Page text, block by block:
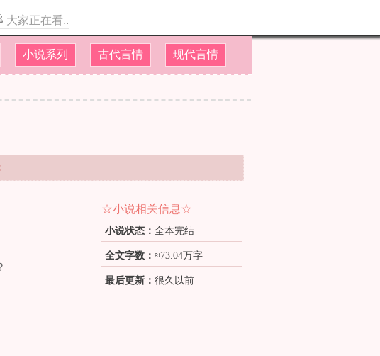
大家正在看..
小说系列 古代言情 现代言情
☆小说相关信息☆
小说状态： 全本完结
全文字数： ≈73.04万字
最后更新： 很久以前